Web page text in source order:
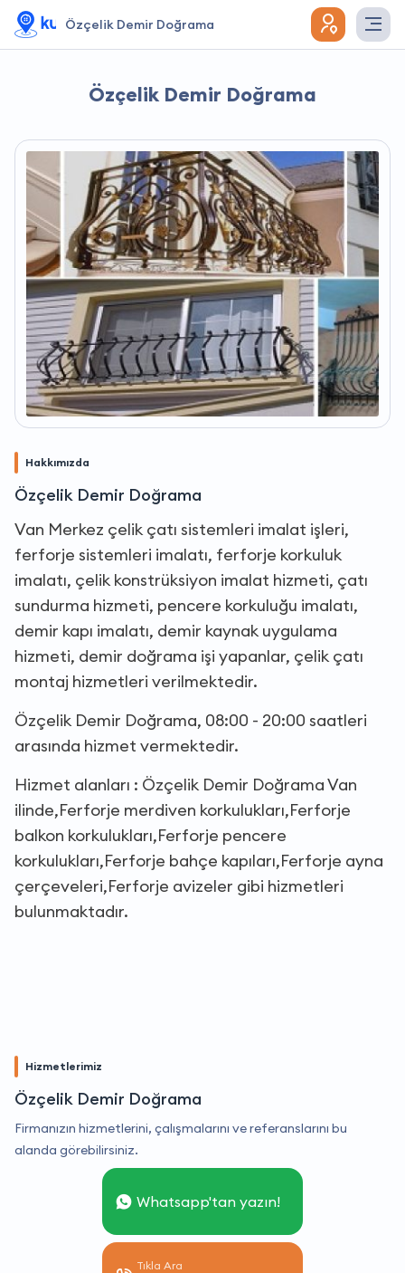
Özçelik Demir Doğrama
Özçelik Demir Doğrama
Hakkımızda
Özçelik Demir Doğrama
Van Merkez çelik çatı sistemleri imalat işleri,
ferforje sistemleri imalatı, ferforje korkuluk
imalatı, çelik konstrüksiyon imalat hizmeti, çatı
sundurma hizmeti, pencere korkuluğu imalatı,
demir kapı imalatı, demir kaynak uygulama
hizmeti, demir doğrama işi yapanlar, çelik çatı
montaj hizmetleri verilmektedir.
Özçelik Demir Doğrama, 08:00 - 20:00 saatleri
arasında hizmet vermektedir.
Hizmet alanları : Özçelik Demir Doğrama Van
ilinde,Ferforje merdiven korkulukları,Ferforje
balkon korkulukları,Ferforje pencere
korkulukları,Ferforje bahçe kapıları,Ferforje ayna
çerçeveleri,Ferforje avizeler gibi hizmetleri
bulunmaktadır.
Hizmetlerimiz
Özçelik Demir Doğrama
Firmanızın hizmetlerini, çalışmalarını ve referanslarını bu
alanda görebilirsiniz.
Whatsapp'tan yazın!
Tıkla Ara